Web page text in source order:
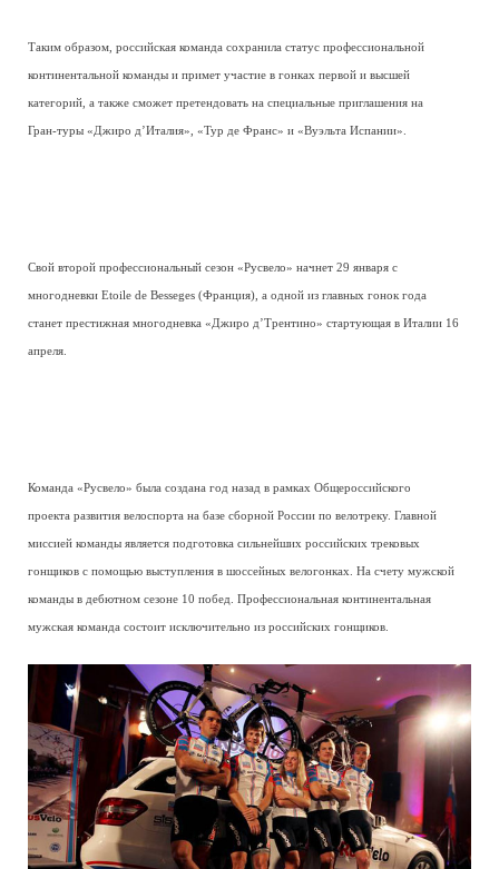
Таким образом, российская команда сохранила статус профессиональной
континентальной команды и примет участие в гонках первой и высшей
категорий, а также сможет претендовать на специальные приглашения на
Гран-туры «Джиро д’Италия», «Тур де Франс» и «Вуэльта Испании».
Свой второй профессиональный сезон «Русвело» начнет 29 января с
многодневки Etoile de Besseges (Франция), а одной из главных гонок года
станет престижная многодневка «Джиро д’Трентино» стартующая в Италии 16
апреля.
Команда «Русвело» была создана год назад в рамках Общероссийского
проекта развития велоспорта на базе сборной России по велотреку. Главной
миссией команды является подготовка сильнейших российских трековых
гонщиков с помощью выступления в шоссейных велогонках. На счету мужской
команды в дебютном сезоне 10 побед. Профессиональная континентальная
мужская команда состоит исключительно из российских гонщиков.